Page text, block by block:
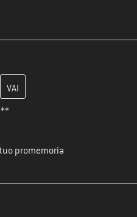
e crea il tuo account cliente
promemoria